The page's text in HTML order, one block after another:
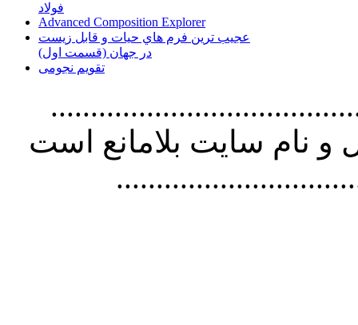
فولاد
Advanced Composition Explorer
عجیب ترین فرم هاي حيات و قابل زيست
در جهان (قسمت اول)
تقویم نجومی
استفاده از
نام سايت بلامانع است